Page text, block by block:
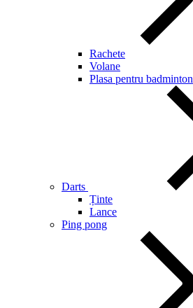
Rachete
Volane
Plasa pentru badminton
Darts
Ținte
Lance
Ping pong